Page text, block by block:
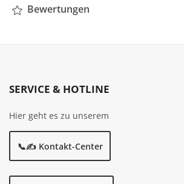
Bewertungen
SERVICE & HOTLINE
Hier geht es zu unserem
📞✍️ Kontakt-Center